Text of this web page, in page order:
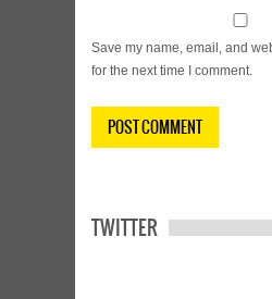
Save my name, email, and
for the next time I comment.
TWITTER